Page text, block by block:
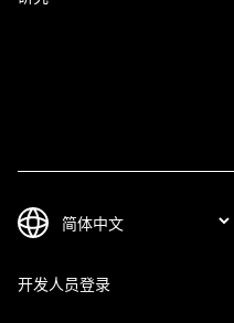
开发人员登录